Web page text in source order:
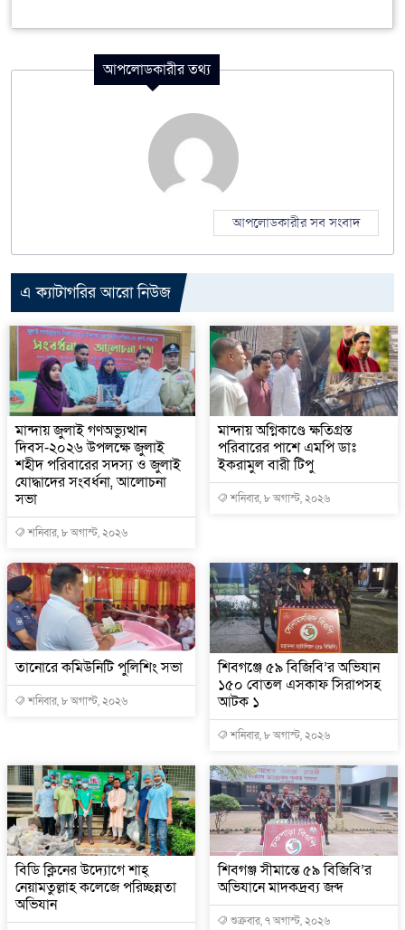
আপলোডকারীর তথ্য
আপলোডকারীর সব সংবাদ
এ ক্যাটাগরির আরো নিউজ
মান্দায় জুলাই গণঅভ্যুত্থান
দিবস-২০২৬ উপলক্ষে জুলাই
শহীদ পরিবারের সদস্য ও জুলাই
যোদ্ধাদের সংবর্ধনা, আলোচনা
সভা
শনিবার, ৮ অগাস্ট, ২০২৬
মান্দায় অগ্নিকাণ্ডে ক্ষতিগ্রস্ত
পরিবারের পাশে এমপি ডাঃ
ইকরামুল বারী টিপু
শনিবার, ৮ অগাস্ট, ২০২৬
তানোরে কমিউনিটি পুলিশিং সভা
শনিবার, ৮ অগাস্ট, ২০২৬
শিবগঞ্জে ৫৯ বিজিবি’র অভিযান
১৫০ বোতল এসকাফ সিরাপসহ
আটক ১
শনিবার, ৮ অগাস্ট, ২০২৬
বিডি ক্লিনের উদ্যোগে শাহ্
নেয়ামতুল্লাহ কলেজে পরিচ্ছন্নতা
অভিযান
শিবগঞ্জ সীমান্তে ৫৯ বিজিবি’র
অভিযানে মাদকদ্রব্য জব্দ
শুক্রবার, ৭ অগাস্ট, ২০২৬